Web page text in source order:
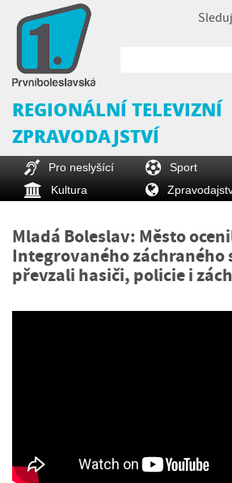
REGIONÁLNÍ TELEVIZNÍ
ZPRAVODAJSTVÍ
Pro neslyšící
Sport
Kultura
Mladá Boleslav: Město
Integrovaného záchraného
převzali hasiči, policie i